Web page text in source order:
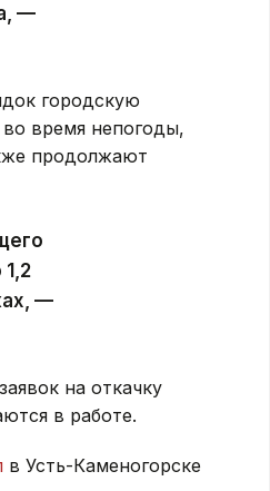
—
городскую
время непогоды,
продолжают
—
на откачку
в работе.
в Усть-Каменогорске